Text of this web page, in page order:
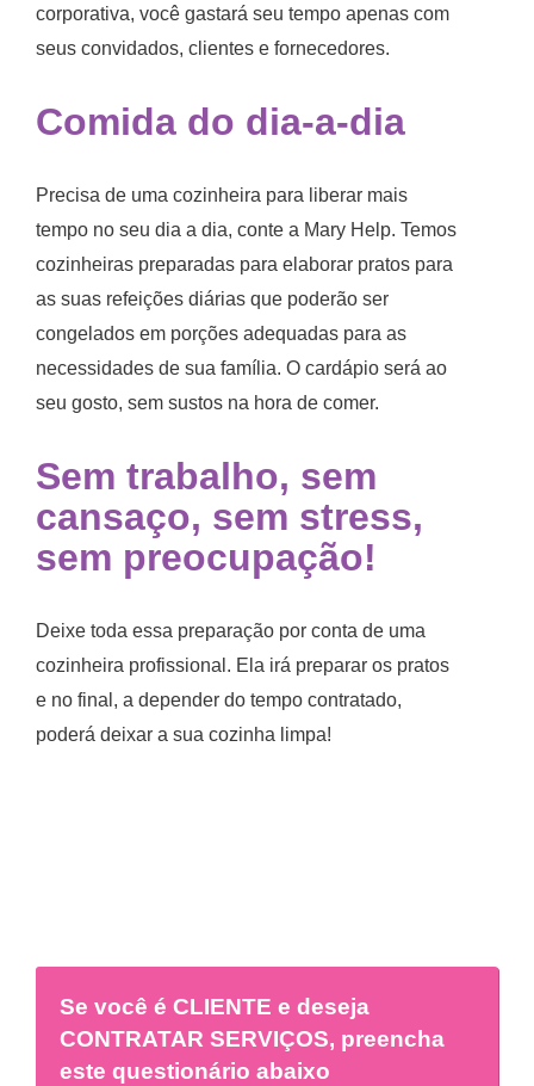
corporativa, você gastará seu tempo apenas com
seus convidados, clientes e fornecedores.
Comida do dia-a-dia
Precisa de uma cozinheira para liberar mais
tempo no seu dia a dia, conte a Mary Help. Temos
cozinheiras preparadas para elaborar pratos para
as suas refeições diárias que poderão ser
congelados em porções adequadas para as
necessidades de sua família. O cardápio será ao
seu gosto, sem sustos na hora de comer.
Sem trabalho, sem
cansaço, sem stress,
sem preocupação!
Deixe toda essa preparação por conta de uma
cozinheira profissional. Ela irá preparar os pratos
e no final, a depender do tempo contratado,
poderá deixar a sua cozinha limpa!
Se você é CLIENTE e deseja
CONTRATAR SERVIÇOS, preencha
este questionário abaixo